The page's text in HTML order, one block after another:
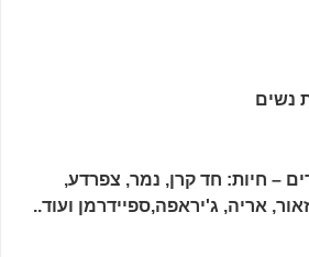
נשים
– חיות: חד קרן, נמר, צפרדע,
אריה, ג'יראפה,ספיידרמן ועוד..